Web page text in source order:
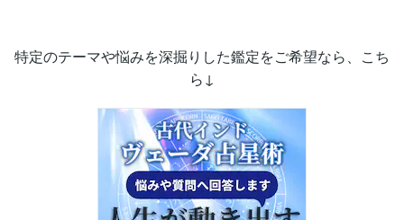
特定のテーマや悩みを深掘りした鑑定をご希望なら、こち
ら↓